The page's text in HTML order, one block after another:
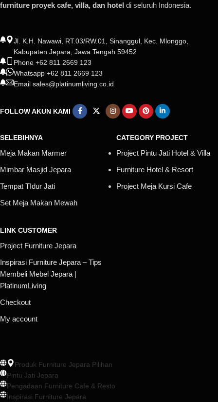
furniture proyek cafe, villa, dan hotel di seluruh Indonesia.
Jl. K.H. Nawawi, RT.03/RW.01, Sinanggul, Kec. Mlonggo,
Kabupaten Jepara, Jawa Tengah 59452
Phone +62 811 2669 123
Whatsapp +62 811 2669 123
Email sales@platinumliving.co.id
FOLLOW AKUN KAMI
SELEBIHNYA
Meja Makan Marmer
Mimbar Masjid Jepara
Tempat TIdur Jati
Set Meja Makan Mewah
CATEGORY PROJECT
Project Pintu Jati Hotel & Villa
Furniture Hotel & Resort
Project Meja Kursi Cafe
LINK CUSTOMER
Project Furniture Jepara
Inspirasi Furniture Jepara – Tips
Membeli Mebel Jepara |
PlatinumLiving
Checkout
My account
Produk Furniture Jepara Pilihan
Pintu Jati Jepara
Pengadaan Furniture Cafe & Resto
Inspirasi Furniture Jepara